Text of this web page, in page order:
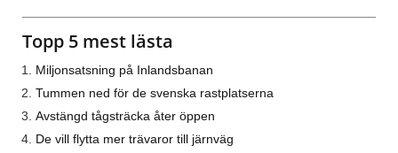
Topp 5 mest lästa
Miljonsatsning på Inlandsbanan
Tummen ned för de svenska rastplatserna
Avstängd tågsträcka åter öppen
De vill flytta mer trävaror till järnväg